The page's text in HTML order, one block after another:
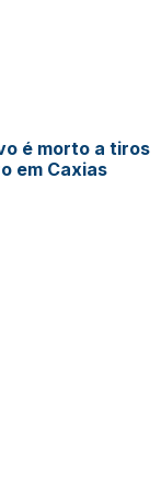
é morto a tiros
em Caxias